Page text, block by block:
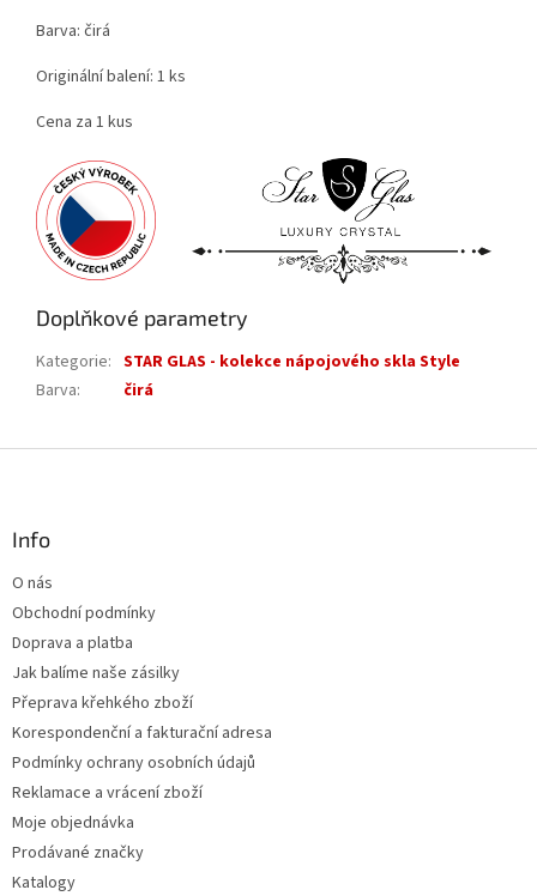
Barva: čirá
Originální balení: 1 ks
Cena za 1 kus
Doplňkové parametry
Kategorie: STAR GLAS - kolekce nápojového skla Style
Barva: čirá
Info
O nás
Obchodní podmínky
Doprava a platba
Jak balíme naše zásilky
Přeprava křehkého zboží
Korespondenční a fakturační adresa
Podmínky ochrany osobních údajů
Reklamace a vrácení zboží
Moje objednávka
Prodávané značky
Katalogy